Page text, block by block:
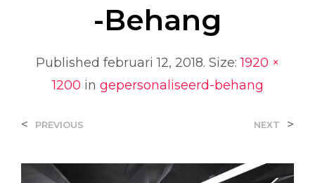
-behang
Published februari 12, 2018. Size:1920 ×
1200 in gepersonaliseerd-behang
< PREVIOUS NEXT >